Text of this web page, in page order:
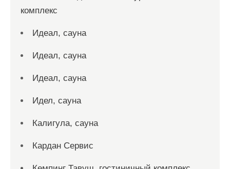
комплекс
Идеал, сауна
Идеал, сауна
Идеал, сауна
Идел, сауна
Калигула, сауна
Кардан Сервис